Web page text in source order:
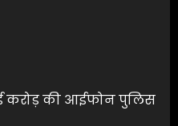
करोड़ की आईफोन पुलिस